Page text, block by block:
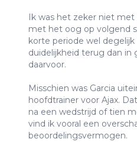
Ik was het zeker niet met
met het oog op volgend
korte periode wel
duidelijkheid terug dan in
daarvoor.
Misschien was Garcia
hoofdtrainer voor Ajax.
na een wedstrijd of tien
vind ik vooral een
beoordelingsvermogen.